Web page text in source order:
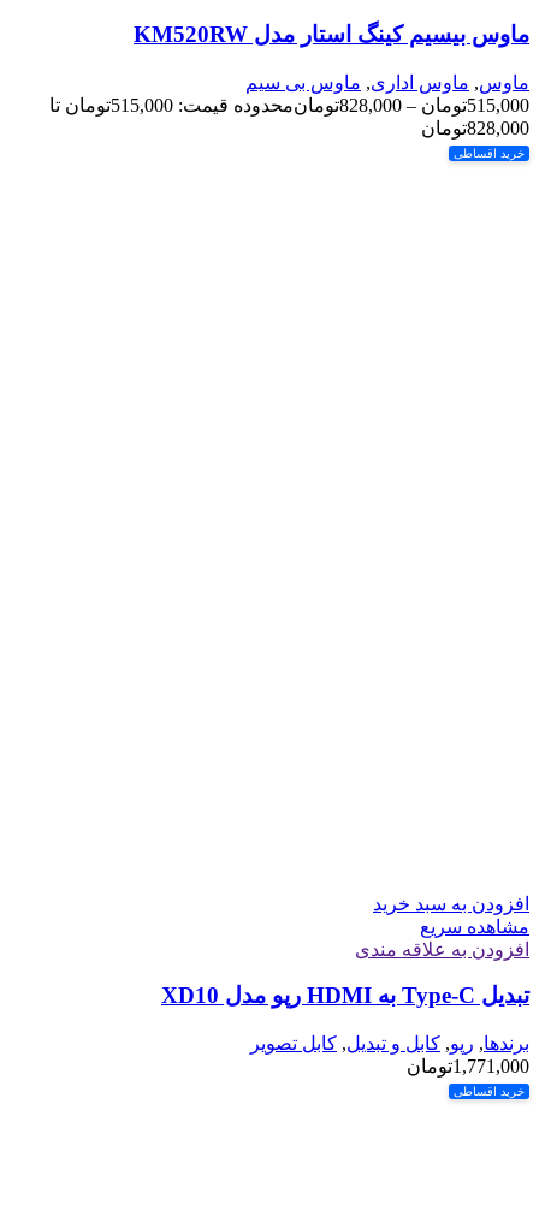
ماوس بیسیم کینگ استار مدل KM520RW
ماوس, ماوس اداری, ماوس بی سیم
515,000تومان –
828,000تومان
محدوده قیمت: 515,000تومان تا
828,000تومان
خرید اقساطی
افزودن به سبد خرید
مشاهده سریع
افزودن به علاقه مندی
تبدیل Type-C به HDMI رپو مدل XD10
برندها, رپو, کابل و تبدیل, کابل تصویر
1,771,000تومان
خرید اقساطی